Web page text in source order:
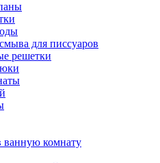
для писсуаров
решетки
комнату